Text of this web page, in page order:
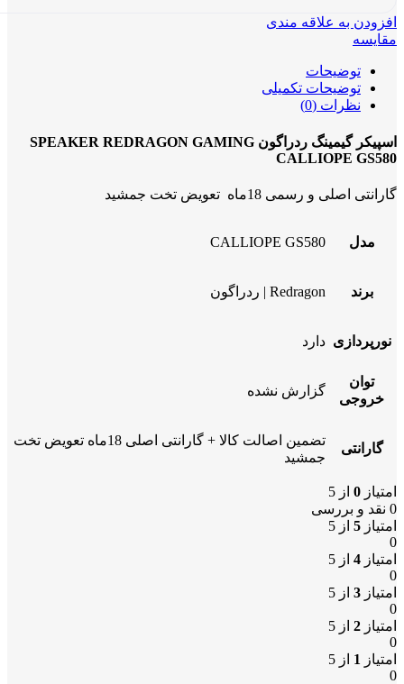
افزودن به علاقه مندی
مقایسه
توضیحات
توضیحات تکمیلی
نظرات (0)
اسپیکر گیمینگ ردراگون SPEAKER REDRAGON GAMING
CALLIOPE GS580
گارانتی اصلی و رسمی 18ماه تعویض تخت جمشید
مدل CALLIOPE GS580
برند Redragon | ردراگون
نورپردازی دارد
توان
خروجی
گزارش نشده
گارانتی
تضمین اصالت کالا + گارانتی اصلی 18ماه تعویض تخت
جمشید
امتیاز 0 از 5
0 نقد و بررسی
امتیاز 5 از 5
0
امتیاز 4 از 5
0
امتیاز 3 از 5
0
امتیاز 2 از 5
0
امتیاز 1 از 5
0